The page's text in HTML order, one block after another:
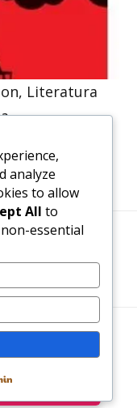
Literatura
(GDPR)
DREPTURILE
analyze
to allow
All to
essential